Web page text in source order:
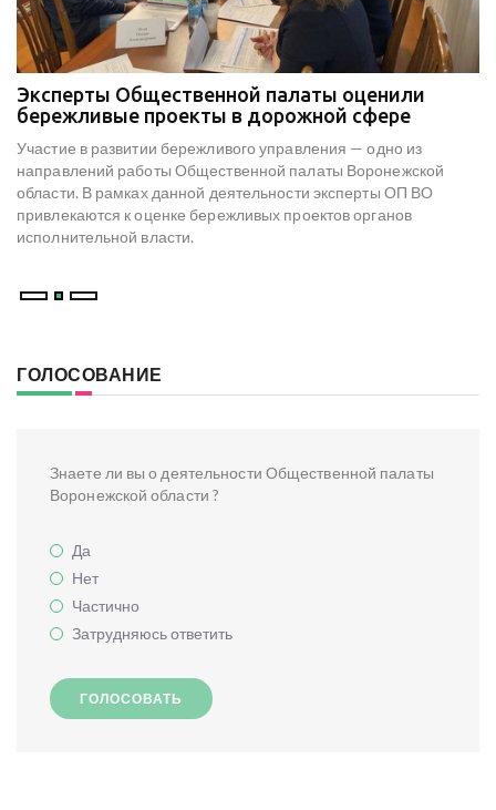
Эксперты Общественной палаты оценили
бережливые проекты в дорожной сфере
Участие в развитии бережливого управления — одно из
направлений работы Общественной палаты Воронежской
области. В рамках данной деятельности эксперты ОП ВО
привлекаются к оценке бережливых проектов органов
исполнительной власти.
ГОЛОСОВАНИЕ
Знаете ли вы о деятельности Общественной палаты
Воронежской области ?
Да
Нет
Частично
Затрудняюсь ответить
ГОЛОСОВАТЬ